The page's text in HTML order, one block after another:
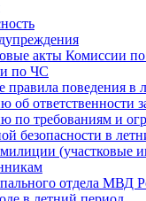
акты Комиссии
по ЧС
поведения в
об ответственности
по требованиям и
безопасности в
(участковые
отдела МВД